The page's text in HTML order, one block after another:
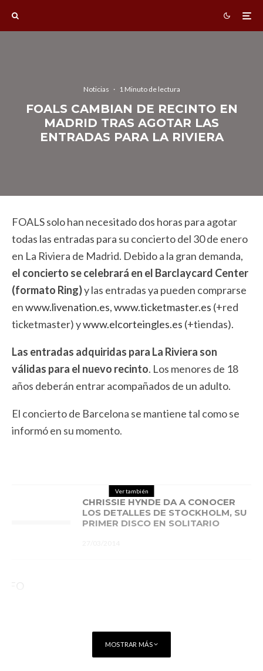
Noticias · 1 Minuto de lectura
FOALS CAMBIAN DE RECINTO EN
MADRID TRAS AGOTAR LAS
ENTRADAS PARA LA RIVIERA
FOALS solo han necesitado dos horas para agotar
todas las entradas para su concierto del 30 de enero
en La Riviera de Madrid. Debido a la gran demanda,
el concierto se celebrará en el Barclaycard Center
(formato Ring)y las entradas ya pueden comprarse
enwww.livenation.es,www.ticketmaster.es (+red
ticketmaster) ywww.elcorteingles.es (+tiendas).
Las entradas adquiridas para La Riviera son
válidas para el nuevo recinto. Los menores de 18
años deberán entrar acompañados de un adulto.
El concierto de Barcelona se mantiene tal como se
informó en su momento.
Ver también
CHRISSIE HYNDE DA A CONOCER
LOS DETALLES DE STOCKHOLM, SU
PRIMER DISCO EN SOLITARIO
MOSTRAR MÁS